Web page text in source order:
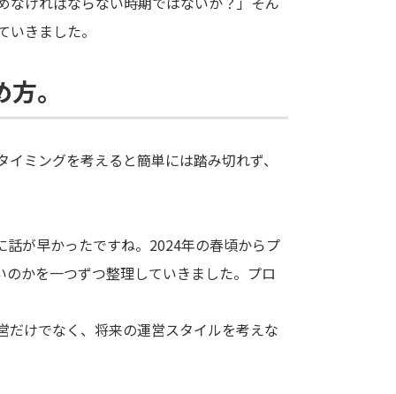
きました。
。
ミングを考えると簡単には踏み切れず、
が早かったですね。2024年の春頃からプ
かを一つずつ整理していきました。プロ
けでなく、将来の運営スタイルを考えな